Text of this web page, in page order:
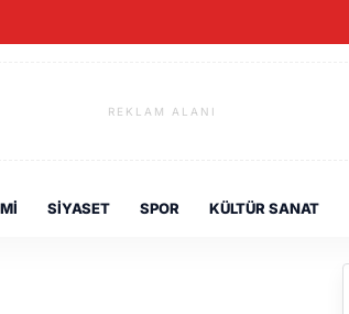
REKLAM ALANI
SIYASET SPOR KÜLTÜR SANAT